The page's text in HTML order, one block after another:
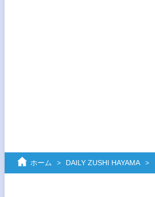
ホーム DAILY ZUSHI HAYAMA